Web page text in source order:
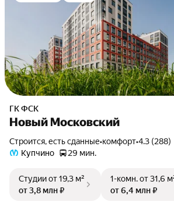
ГК ФСК
Новый Московский
Строится, есть сданные•комфорт•4.3 (288)
Купчино
29 мин.
Студииот 19,3 м²
от 3,8 млн ₽
1-комн.от 31,6
от 6,4 млн ₽